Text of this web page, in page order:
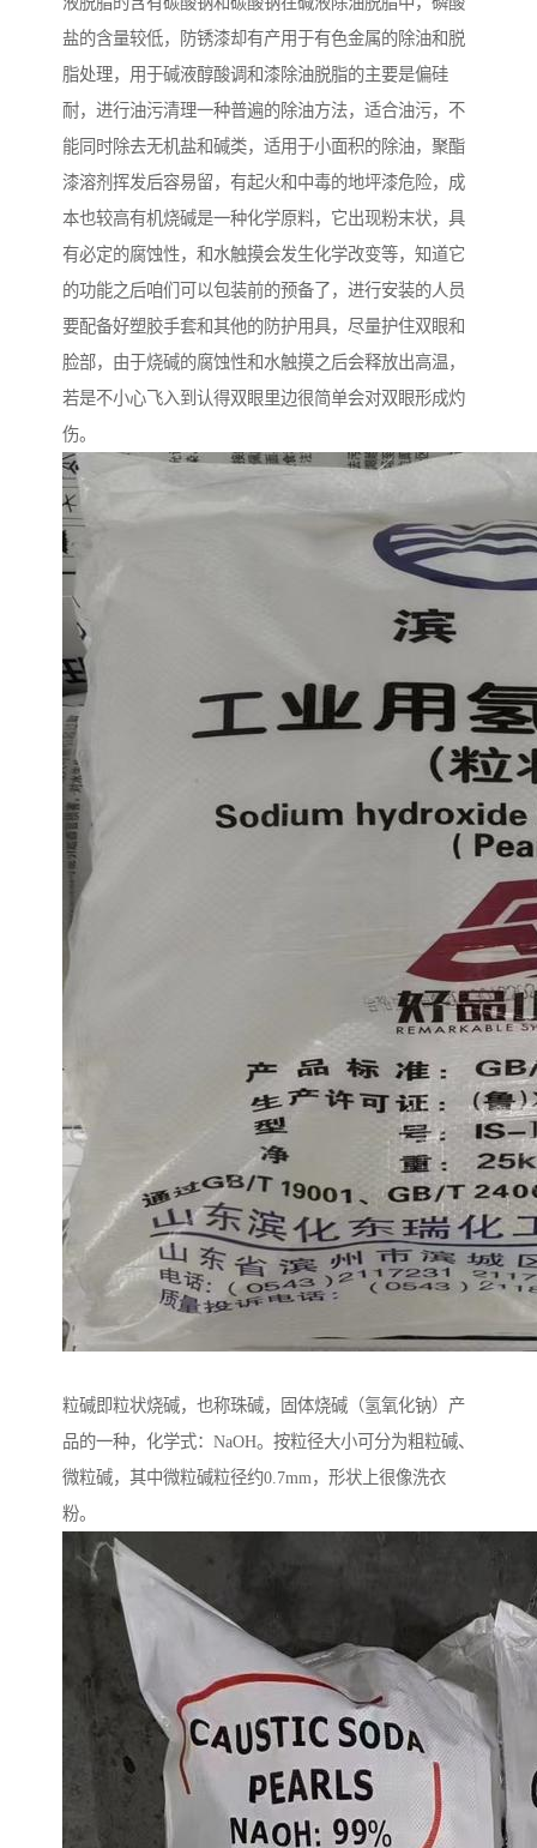
盐的含量较低，防锈漆却有产用于有色金属的除油和脱
脂处理，用于碱液醇酸调和漆除油脱脂的主要是偏硅
耐，进行油污清理一种普遍的除油方法，适合油污，不
能同时除去无机盐和碱类，适用于小面积的除油，聚酯
漆溶剂挥发后容易留，有起火和中毒的地坪漆危险，成
本也较高有机烧碱是一种化学原料，它出现粉末状，具
有必定的腐蚀性，和水触摸会发生化学改变等，知道它
的功能之后咱们可以包装前的预备了，进行安装的人员
要配备好塑胶手套和其他的防护用具，尽量护住双眼和
脸部，由于烧碱的腐蚀性和水触摸之后会释放出高温，
若是不小心飞入到认得双眼里边很简单会对双眼形成灼
伤。
粒碱即粒状烧碱，也称珠碱，固体烧碱（氢氧化钠）产
品的一种，化学式：NaOH。按粒径大小可分为粗粒碱、
微粒碱，其中微粒碱粒径约0.7mm，形状上很像洗衣
粉。